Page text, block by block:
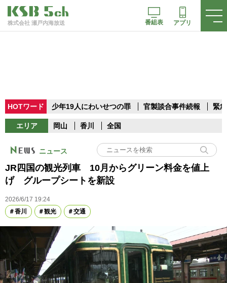
株式会社 瀬戸内海放送 番組表 アプリ
HOTワード 少年19人にわいせつの罪 官製談合事件続報 緊
エリア 岡山 香川 全国
ニュース
JR四国の観光列車 10月からグリーン料金を値上
げ グループシートを新設
2026/6/17 19:24
香川
観光 交通